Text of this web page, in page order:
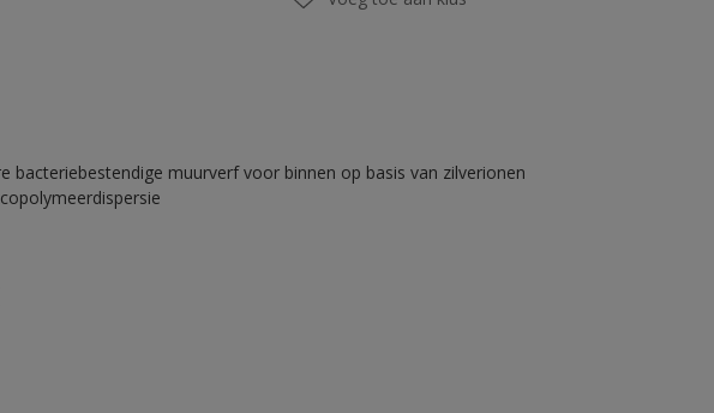
bacteriebestendige muurverf voor binnen op basis van zilverionen